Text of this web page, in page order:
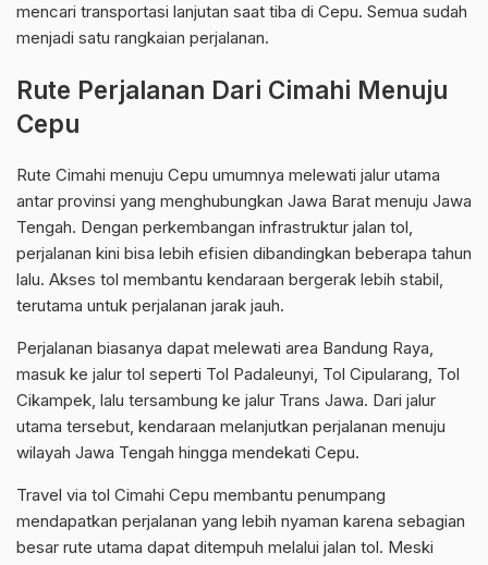
mencari transportasi lanjutan saat tiba di Cepu. Semua sudah
menjadi satu rangkaian perjalanan.
Rute Perjalanan Dari Cimahi Menuju
Cepu
Rute Cimahi menuju Cepu umumnya melewati jalur utama
antar provinsi yang menghubungkan Jawa Barat menuju Jawa
Tengah. Dengan perkembangan infrastruktur jalan tol,
perjalanan kini bisa lebih efisien dibandingkan beberapa tahun
lalu. Akses tol membantu kendaraan bergerak lebih stabil,
terutama untuk perjalanan jarak jauh.
Perjalanan biasanya dapat melewati area Bandung Raya,
masuk ke jalur tol seperti Tol Padaleunyi, Tol Cipularang, Tol
Cikampek, lalu tersambung ke jalur Trans Jawa. Dari jalur
utama tersebut, kendaraan melanjutkan perjalanan menuju
wilayah Jawa Tengah hingga mendekati Cepu.
Travel via tol Cimahi Cepu membantu penumpang
mendapatkan perjalanan yang lebih nyaman karena sebagian
besar rute utama dapat ditempuh melalui jalan tol. Meski